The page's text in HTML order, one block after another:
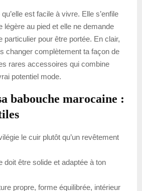
est facile à vivre. Elle s’enfile
légère au pied et elle ne demande
particulier pour être portée. En clair,
changer complètement ta façon de
rares accessoires qui combine
potentiel mode.
babouche marocaine :
le cuir plutôt qu’un revêtement
doit être solide et adaptée à ton
propre, forme équilibrée, intérieur